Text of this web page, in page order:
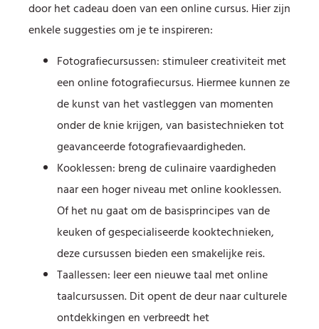
door het cadeau doen van een online cursus. Hier zijn
enkele suggesties om je te inspireren:
Fotografiecursussen: stimuleer creativiteit met
een online fotografiecursus. Hiermee kunnen ze
de kunst van het vastleggen van momenten
onder de knie krijgen, van basistechnieken tot
geavanceerde fotografievaardigheden.
Kooklessen: breng de culinaire vaardigheden
naar een hoger niveau met online kooklessen.
Of het nu gaat om de basisprincipes van de
keuken of gespecialiseerde kooktechnieken,
deze cursussen bieden een smakelijke reis.
Taallessen: leer een nieuwe taal met online
taalcursussen. Dit opent de deur naar culturele
ontdekkingen en verbreedt het